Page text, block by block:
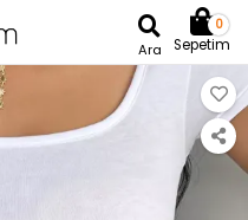
Ara
0
Sepetim